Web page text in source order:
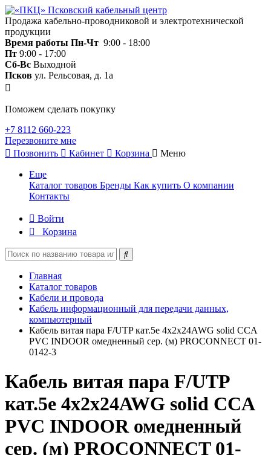
Продажа кабельно-проводниковой и электротехнической
продукции
Время работы Пн-Чт 9:00 - 18:00
Пт 9:00 - 17:00
Сб-Вс Выходной
Псков ул. Рельсовая, д. 1а
Поможем сделать покупку
+7 8112 660-223
Перезвоните мне
Позвонить
Кабинет Корзина Меню
Еще
Каталог товаров Бренды Как купить О компании
Контакты
Войти
Корзина
Главная
Каталог товаров
Кабели и провода
Кабель информационный для передачи данных,
компьютерный
Кабель витая пара F/UTP кат.5e 4х2х24AWG solid CCA
PVC INDOOR омедненный сер. (м) PROCONNECT 01-
0142-3
Кабель витая пара F/UTP
кат.5e 4х2х24AWG solid CCA
PVC INDOOR омедненный
сер. (м) PROCONNECT 01-